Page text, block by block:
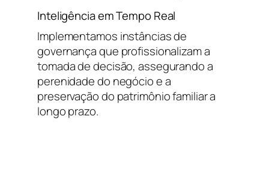
Inteligência em Tempo Real
Implementamos instâncias de
governança que profissionalizam a
tomada de decisão, assegurando a
perenidade do negócio e a
preservação do patrimônio familiar a
longo prazo.